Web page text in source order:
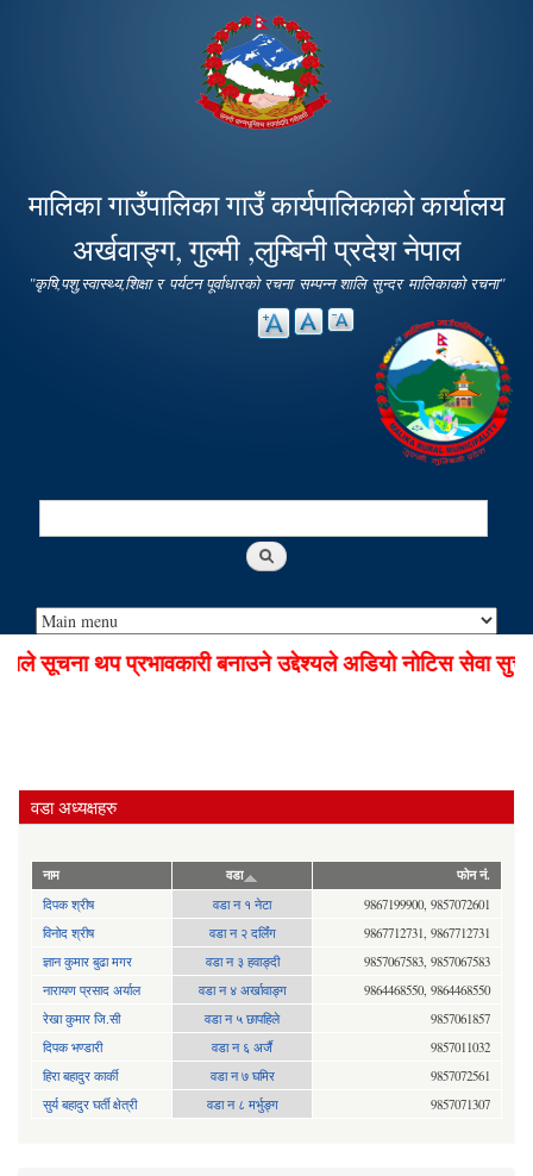
main
content
मालिका गाउँपालिका गाउँ कार्यपालिकाको कार्यालय
अर्खवाङ्ग, गुल्मी ,लुम्बिनी प्रदेश नेपाल
"कृषि,पशु,स्वास्थ्य,शिक्षा र पर्यटन पूर्वाधारको रचना सम्पन्न शालि सुन्दर मालिकाको रचना"
Search
सूचना थप प्रभावकारी बनाउने उद्देश्यले अडियो नोटिस सेवा
वडा अध्यक्षहरु
नाम वडा फोन नं.
दिपक श्रीष वडा न १ नेटा
9867199900, 9857072601
विनोद श्रीष
वडा न २ दर्लिंग
9867712731, 9867712731
ज्ञान कुमार बुढा मगर
वडा न ३ हवाङ्दी
9857067583, 9857067583
नारायण प्रसाद अर्याल
वडा न‍ ४ अर्खावाङ्ग
9864468550, 9864468550
रेखा कुमार जि.सी
वडा न ५ छापहिले
9857061857
दिपक भण्डारी
वडा न ६ अर्जै
9857011032
हिरा बहादुर कार्की
वडा न ७ घमिर
9857072561
सुर्य बहादुर घर्ती क्षेत्री
वडा न ८ मर्भुङ्ग 9857071307